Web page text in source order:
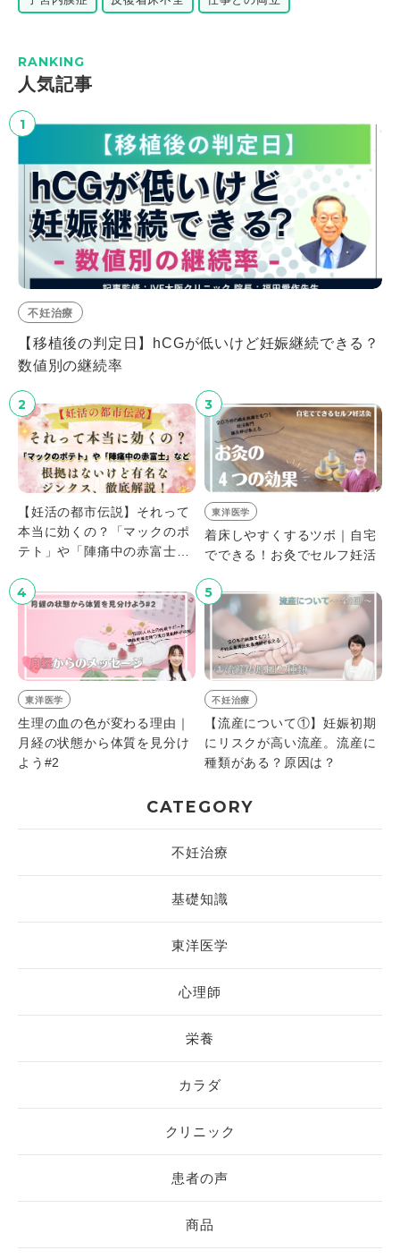
RANKING
⼈気記事
1
不妊治療
【移植後の判定日】hCGが低いけど妊娠継続できる？
数値別の継続率
2
【妊活の都市伝説】それって
本当に効くの？「マックのポ
テト」や「陣痛中の赤富士」
ジンクス、徹底解説！
3
東洋医学
着床しやすくするツボ｜自宅
でできる！お灸でセルフ妊活
4
東洋医学
生理の血の色が変わる理由｜
月経の状態から体質を見分け
よう#2
5
不妊治療
【流産について①】妊娠初期
にリスクが高い流産。流産に
種類がある？原因は？
CATEGORY
不妊治療
基礎知識
東洋医学
心理師
栄養
カラダ
クリニック
患者の声
商品